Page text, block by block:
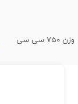
وزن 750 سی سی